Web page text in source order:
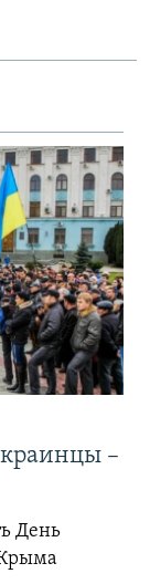
–
День